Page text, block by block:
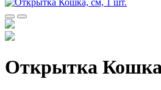
Открытка